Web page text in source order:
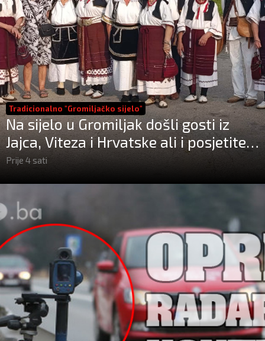
Tradicionalno "Gromiljačko sijelo"
Na sijelo u Gromiljak došli gosti iz
Jajca, Viteza i Hrvatske ali i posjetitelji
od Austrije do Australije
Prije 4 sati